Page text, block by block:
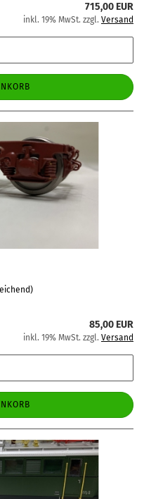
715,00 EUR
inkl. 19% MwSt. zzgl. Versand
85,00 EUR
inkl. 19% MwSt. zzgl. Versand